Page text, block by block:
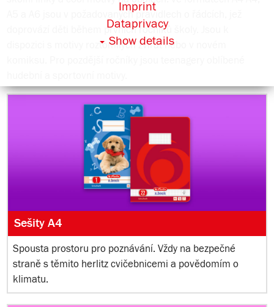
A5 a A6 jsou v požadovaných pravidlech o řádcích, jež
doprovází děti během prvních ročníků školy. Jsou k
dispozici s motivy roztomilých zvířat nebo v novém
Sešity A4
Spousta prostoru pro poznávání. Vždy na bezpečné
straně s těmito herlitz cvičebnicemi a povědomím o
klimatu.
Show details
Dataprivacy
Imprint